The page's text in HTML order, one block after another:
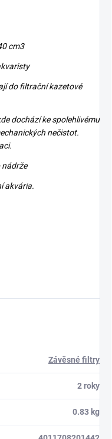
cm3
do filtrační kazetové
dochází ke spolehlivému
nečistot.
nádrže
akvária.
Závěsné filtry
2 roky
0.83 kg